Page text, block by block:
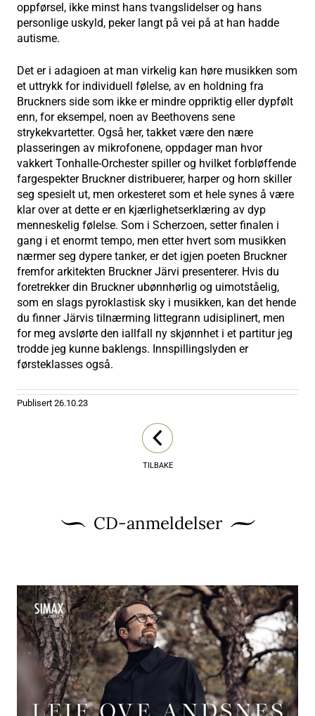
oppførsel, ikke minst hans tvangslidelser og hans
personlige uskyld, peker langt på vei på at han hadde
autisme.
Det er i adagioen at man virkelig kan høre musikken som
et uttrykk for individuell følelse, av en holdning fra
Bruckners side som ikke er mindre oppriktig eller dypfølt
enn, for eksempel, noen av Beethovens sene
strykekvartetter. Også her, takket være den nære
plasseringen av mikrofonene, oppdager man hvor
vakkert Tonhalle-Orchester spiller og hvilket forbløffende
fargespekter Bruckner distribuerer, harper og horn skiller
seg spesielt ut, men orkesteret som et hele synes å være
klar over at dette er en kjærlighetserklæring av dyp
menneskelig følelse. Som i Scherzoen, setter finalen i
gang i et enormt tempo, men etter hvert som musikken
nærmer seg dypere tanker, er det igjen poeten Bruckner
fremfor arkitekten Bruckner Järvi presenterer. Hvis du
foretrekker din Bruckner ubønnhørlig og uimotståelig,
som en slags pyroklastisk sky i musikken, kan det hende
du finner Järvis tilnærming littegrann udisiplinert, men
for meg avslørte den iallfall ny skjønnhet i et partitur jeg
trodde jeg kunne baklengs. Innspillingslyden er
førsteklasses også.
Publisert 26.10.23
TILBAKE
CD-anmeldelser